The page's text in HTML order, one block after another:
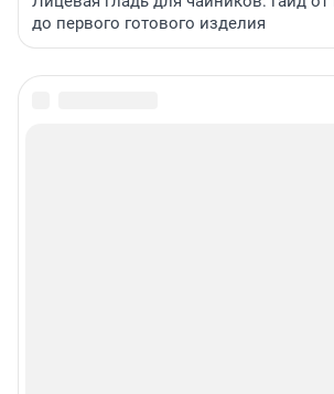
до первого готового изделия